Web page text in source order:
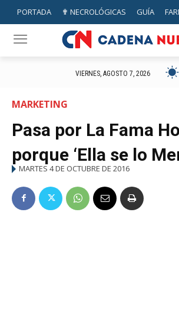
PORTADA ✟ NECROLÓGICAS GUÍA
VIERNES, AGOSTO 7, 2026
MARKETING
Pasa por La Fama
porque ‘Ella se lo
MARTES 4 DE OCTUBRE DE 2016